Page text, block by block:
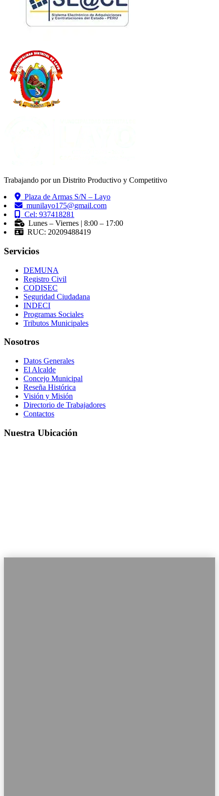
Trabajando por un Distrito Productivo y Competitivo
Plaza de Armas S/N – Layo
munilayo175@gmail.com
Cel: 937418281
Lunes – Viernes | 8:00 – 17:00
RUC: 20209488419
Servicios
DEMUNA
Registro Civil
CODISEC
Seguridad Ciudadana
INDECI
Programas Sociales
Tributos Municipales
Nosotros
Datos Generales
El Alcalde
Concejo Municipal
Reseña Histórica
Visión y Misión
Directorio de Trabajadores
Contactos
Nuestra Ubicación